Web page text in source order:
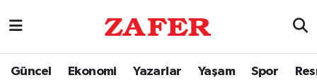
Güncel Ekonomi Yazarlar Yaşam Spor
Nöbetçi Eczaneler